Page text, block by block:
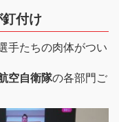
付け
手たちの肉体がつい
空自衛隊の各部門ご